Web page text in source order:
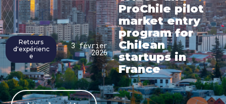
Retours
d'expérienc
e
3 février
2026
ProChile pilot
market entry
program for
Chilean
startups in
France